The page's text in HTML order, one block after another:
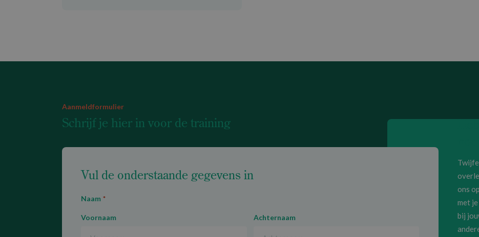
Aanmeldformulier
Schrijf je hier in voor de training
Vul de onderstaande gegevens in
Naam *
Voornaam Achternaam
ons
met
bij